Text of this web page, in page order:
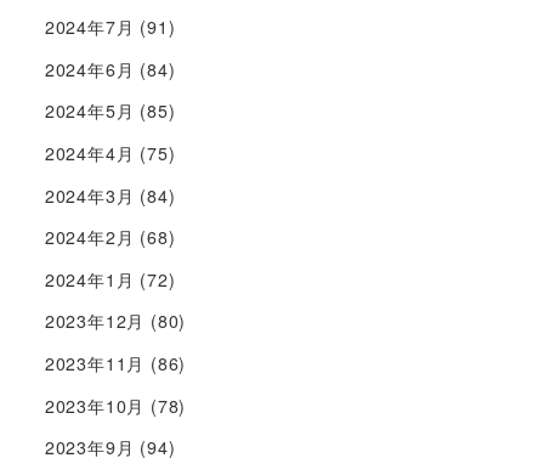
2024年7月 (91)
2024年6月 (84)
2024年5月 (85)
2024年4月 (75)
2024年3月 (84)
2024年2月 (68)
2024年1月 (72)
2023年12月 (80)
2023年11月 (86)
2023年10月 (78)
2023年9月 (94)